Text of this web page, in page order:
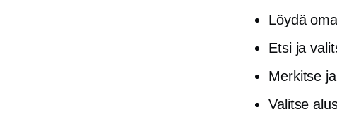
Löydä
Etsi ja
Merkitse
Valitse